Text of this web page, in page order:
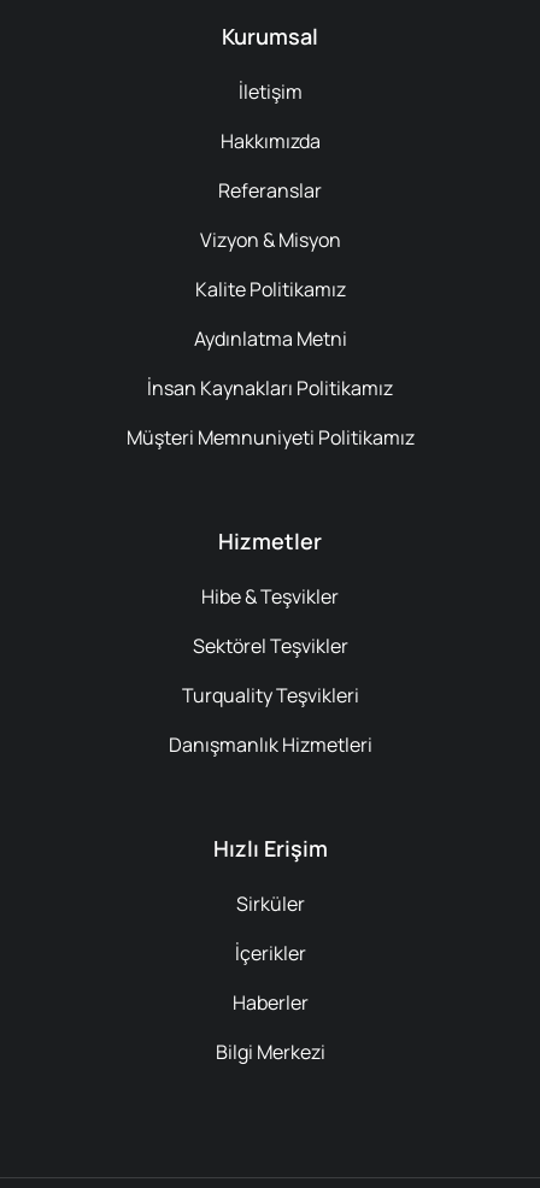
Kurumsal
İletişim
Hakkımızda
Referanslar
Vizyon & Misyon
Kalite Politikamız
Aydınlatma Metni
İnsan Kaynakları Politikamız
Müşteri Memnuniyeti Politikamız
Hizmetler
Hibe & Teşvikler
Sektörel Teşvikler
Turquality Teşvikleri
Danışmanlık Hizmetleri
Hızlı Erişim
Sirküler
İçerikler
Haberler
Bilgi Merkezi